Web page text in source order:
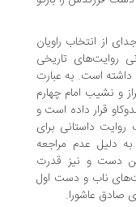
راویان
تاریخی
است. به عبارت
امام چهارم
داده است و
برای
مراجعه
و نیز قدرت
و دست اول
عاشورا.